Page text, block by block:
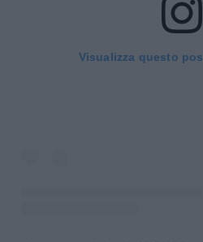
Visualizza questo